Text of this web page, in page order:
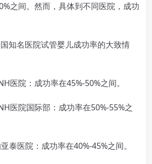
之间。然而，具体到不同医院，成功
名医院试管婴儿成功率的大致情
院：成功率在45%-50%之间。
院国际部：成功率在50%-55%之
医院：成功率在40%-45%之间。